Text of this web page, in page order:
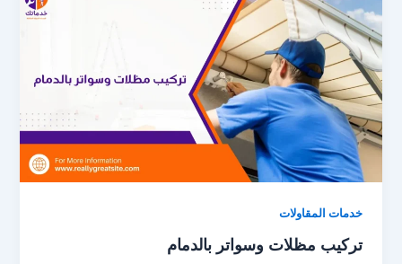
خدمات المقاولات
تركيب مظلات وسواتر بالدمام